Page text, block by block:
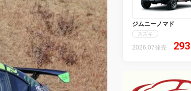
ジムニーノマド
スズキ
2026.07発売 293